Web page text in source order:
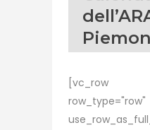
[vc_row
row_type="row"